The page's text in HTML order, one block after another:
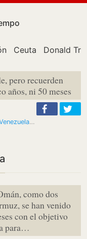
Ceuta Donald
pero recuerden
años, ni 50 meses
“Lo antes posible”: EE.UU. exige a Venezuela una reforma electoral
como dos
se han venido
con el objetivo
para…